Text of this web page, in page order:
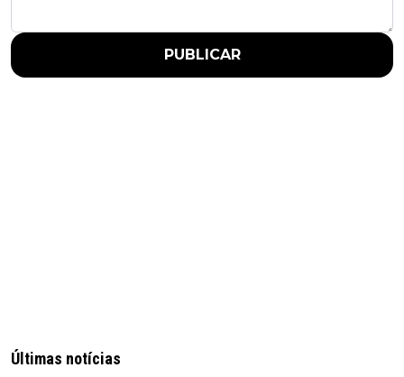
PUBLICAR
Últimas notícias